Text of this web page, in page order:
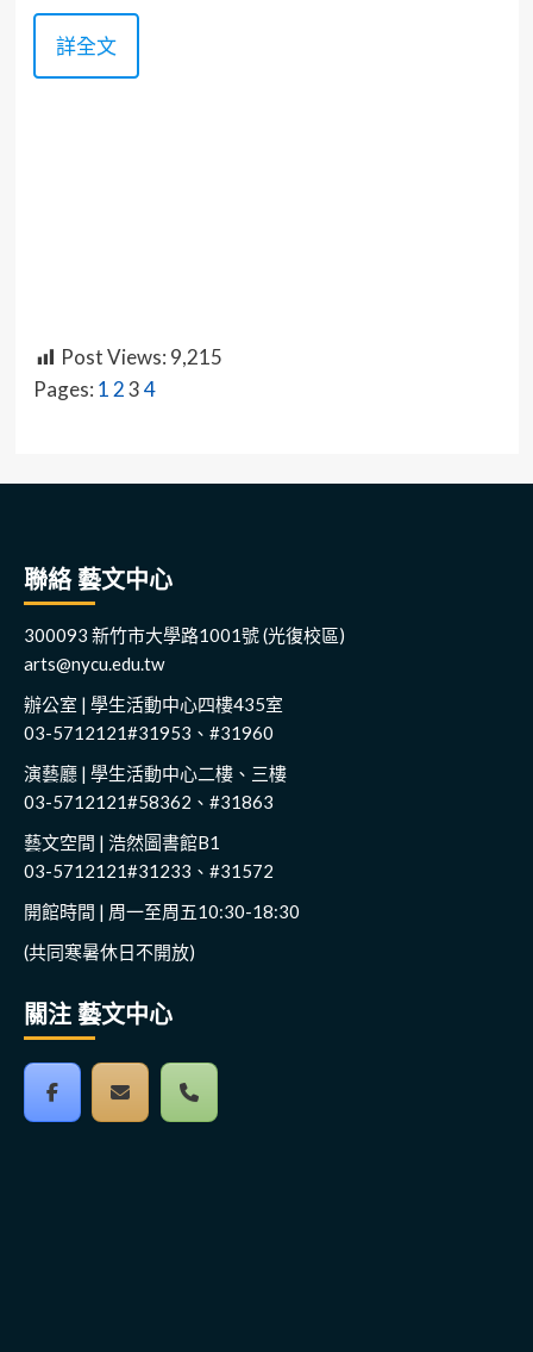
詳全文
Post Views: 9,215
Pages: 1 234
聯絡 藝文中心
300093 新竹市大學路1001號 (光復校區)
arts@nycu.edu.tw
辦公室 | 學生活動中心四樓435室
03-5712121#31953、#31960
演藝廳 | 學生活動中心二樓、三樓
03-5712121#58362、#31863
藝文空間 | 浩然圖書館B1
03-5712121#31233、#31572
開館時間 | 周一至周五10:30-18:30
(共同寒暑休日不開放)
關注 藝文中心